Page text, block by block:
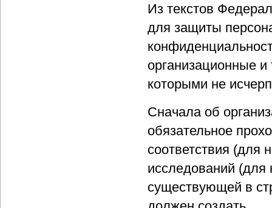
Из текстов
для защиты
организационные
которыми не
Сначала об
обязательное
соответствия (для
исследований (для
существующей в